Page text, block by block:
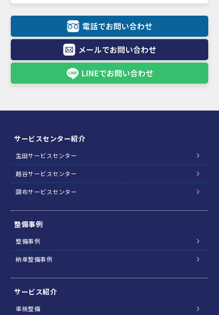
電話でお問い合わせ
メールでお問い合わせ
LINEでお問い合わせ
サービスセンター紹介
生田サービスセンター
越谷サービスセンター
調布サービスセンター
整備事例
整備事例
納車整備事例
サービス紹介
車検整備